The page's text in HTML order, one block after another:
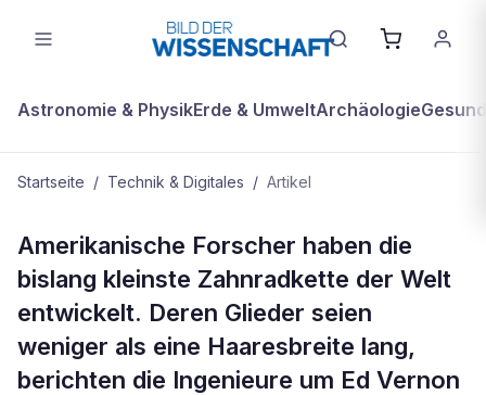
Astronomie & PhysikErde & UmweltArchäologie
Startseite / Technik & Digitales / Artikel
Kurz gemeldet: Kleinste
Zahnradkette der Welt
Amerikanische Forscher haben die
bislang kleinste Zahnradkette der Welt
entwickelt. Deren Glieder seien
weniger als eine Haaresbreite lang,
berichten die Ingenieure um Ed Vernon